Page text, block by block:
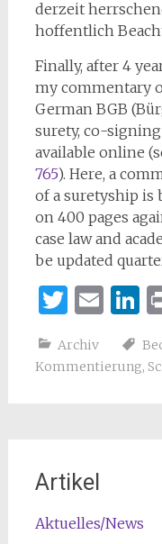
derzeit
hoffentlich
Finally, after 4
my commentary
German BGB
surety, co-signing
available online
765). Here, a
of a suretyship is
on 400 pages
case law and
be updated
Archiv
Kommentierung,
Artikel
Aktuelles/News